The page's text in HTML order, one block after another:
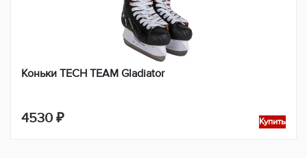
Коньки TECH TEAM Gladiator
4530 ₽ Купить